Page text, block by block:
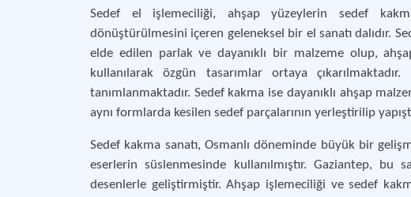
Sedef el işlemeciliği, ahşap yüzeylerin sedef
dönüştürülmesini içeren geleneksel bir el sanatı dalıdır.
elde edilen parlak ve dayanıklı bir malzeme olup,
kullanılarak özgün tasarımlar ortaya
tanımlanmaktadır. Sedef kakma ise dayanıklı ahşap
aynı formlarda kesilen sedef parçalarının yerleştirilip
Sedef kakma sanatı, Osmanlı döneminde büyük bir
eserlerin süslenmesinde kullanılmıştır. Gaziantep,
desenlerle geliştirmiştir. Ahşap işlemeciliği ve sedef